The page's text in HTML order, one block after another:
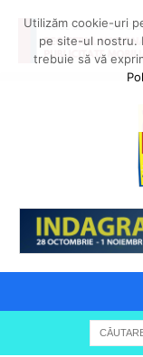
Utilizăm cookie-uri
pe site-ul nostru.
trebuie să vă